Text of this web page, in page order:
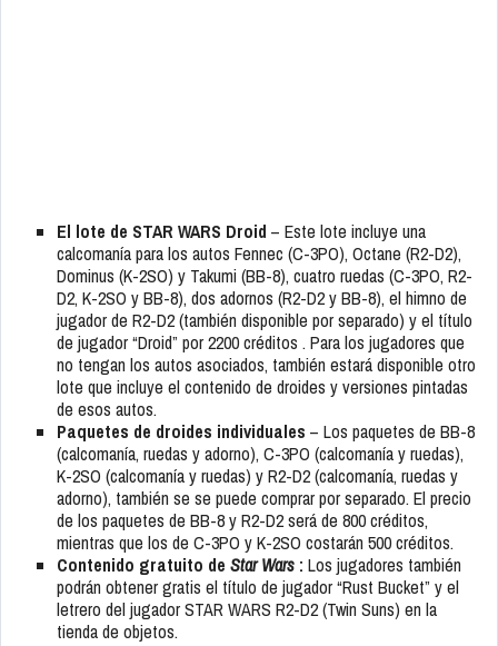
El lote de STAR WARS Droid – Este lote incluye una
calcomanía para los autos Fennec (C-3PO), Octane (R2-D2),
Dominus (K-2SO) y Takumi (BB-8), cuatro ruedas (C-3PO, R2-
D2, K-2SO y BB-8), dos adornos (R2-D2 y BB-8), el himno de
jugador de R2-D2 (también disponible por separado) y el título
de jugador “Droid” por 2200 créditos . Para los jugadores que
no tengan los autos asociados, también estará disponible otro
lote que incluye el contenido de droides y versiones pintadas
de esos autos.
Paquetes de droides individuales – Los paquetes de BB-8
(calcomanía, ruedas y adorno), C-3PO (calcomanía y ruedas),
K-2SO (calcomanía y ruedas) y R2-D2 (calcomanía, ruedas y
adorno), también se se puede comprar por separado. El precio
de los paquetes de BB-8 y R2-D2 será de 800 créditos,
mientras que los de C-3PO y K-2SO costarán 500 créditos.
Contenido gratuito de Star Wars : Los jugadores también
podrán obtener gratis el título de jugador “Rust Bucket” y el
letrero del jugador STAR WARS R2-D2 (Twin Suns) en la
tienda de objetos.